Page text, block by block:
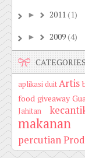
► 2011(1)
► 2009(4)
CATEGORIES
aplikasi duitArtis
food giveaway
Jahitan
makanan
percutian